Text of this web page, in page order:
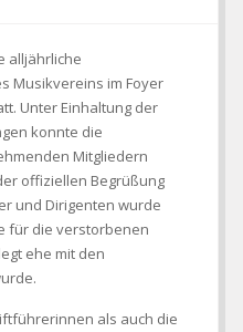
alljährliche
Musikvereins im Foyer
Unter Einhaltung der
konnte die
Mitgliedern
offiziellen Begrüßung
und Dirigenten wurde
für die verstorbenen
ehe mit den
als auch die